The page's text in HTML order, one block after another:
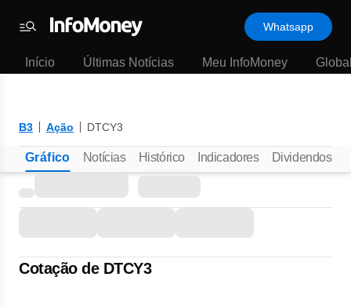
Menu
Whatsapp
Início Últimas Notícias Meu InfoMoney
B3 Ação DTCY3
Gráfico Notícias Histórico Indicadores Dividendos
Cotação de DTCY3